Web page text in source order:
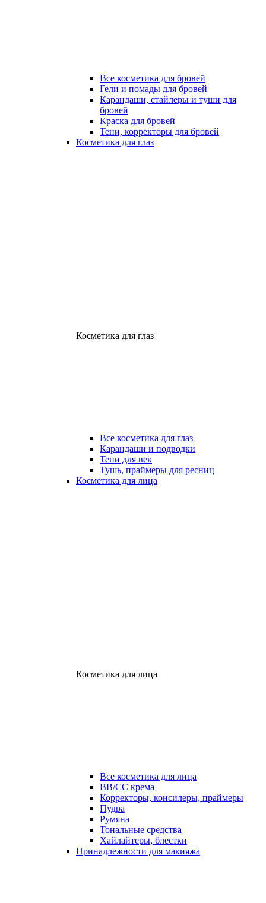
Все косметика для бровей
Гели и помады для бровей
Карандаши, стайлеры и туши для
бровей
Краска для бровей
Тени, корректоры для бровей
Косметика для глаз
Косметика для глаз
Все косметика для глаз
Карандаши и подводки
Тени для век
Тушь, праймеры для ресниц
Косметика для лица
Косметика для лица
Все косметика для лица
ВВ/СС крема
Корректоры, консилеры, праймеры
Пудра
Румяна
Тональные средства
Хайлайтеры, блестки
Принадлежности для макияжа